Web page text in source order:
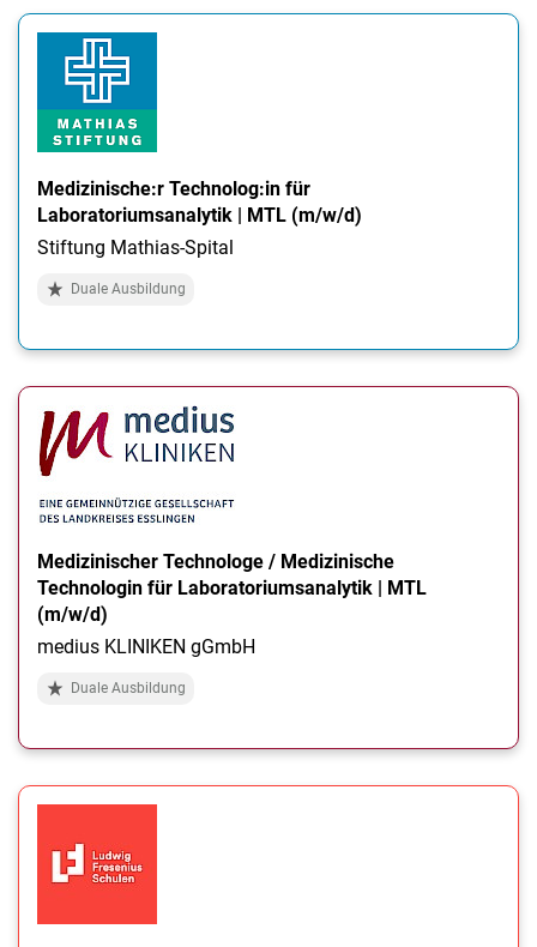
Medizinische:r Technolog:in für
Laboratoriumsanalytik | MTL (m/w/d)
Stiftung Mathias-Spital
Duale Ausbildung
Medizinischer Technologe / Medizinische
Technologin für Laboratoriumsanalytik | MTL
(m/w/d)
medius KLINIKEN gGmbH
Duale Ausbildung